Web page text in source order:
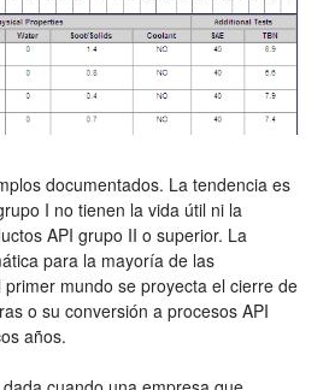
documentados. La tendencia es
I no tienen la vida útil ni la
API grupo II o superior. La
para la mayoría de las
mundo se proyecta el cierre de
o su conversión a procesos API
años.